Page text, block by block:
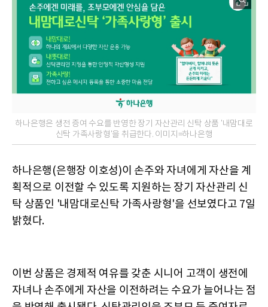
하나은행은 생전 증여 수요를 반영한 장기 자산관리 신탁 상품 '내맘대로
신탁 가족사랑형'을 취급한다. 이미지=하나은행
하나은행(은행장 이호성)이 손주와 자녀에게 자산을 계
획적으로 이전할 수 있도록 지원하는 장기 자산관리 신
탁 상품인 '내맘대로신탁 가족사랑형'을 선보였다고 7일
밝혔다.
이번 상품은 경제적 여유를 갖춘 시니어 고객이 생전에
자녀나 손주에게 자산을 이전하려는 수요가 늘어나는 점